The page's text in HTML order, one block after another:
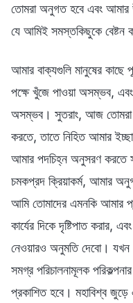
তোমরা অনুগত হবে এবং আমার
যে আমিই সমস্তকিছুকে বেষ্টন
আমার বাক্যগুলি মানুষের কাছে
পক্ষে খুঁজে পাওয়া অসম্ভব,
অসম্ভব। সুতরাং, আজ তোমরা
করতে, তাতে নিহিত আমার
আমার পদচিহ্ন অনুসরণ করতে
চমকপ্রদ ক্রিয়াকর্ম, আমার
আমি তোমাদের এমনকি আমার
কার্যের দিকে দৃষ্টিপাত করার,
নেওয়ারও অনুমতি দেবো।
সমগ্র পরিচালনামূলক
প্রকাশিত হবে। মহাবিশ্ব